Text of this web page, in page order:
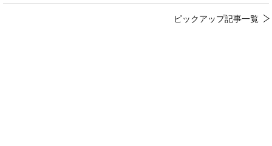
ピックアップ記事一覧